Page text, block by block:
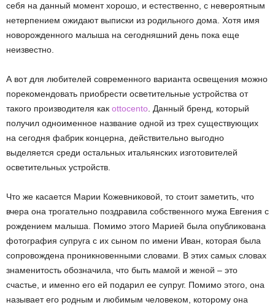
себя на данный момент хорошо, и естественно, с невероятным
нетерпением ожидают выписки из родильного дома. Хотя имя
новорожденного малыша на сегодняшний день пока еще
неизвестно.
А вот для любителей современного варианта освещения можно
порекомендовать приобрести осветительные устройства от
такого производителя как ottocento . Данный бренд, который
получил одноименное название одной из трех существующих
на сегодня фабрик концерна, действительно выгодно
выделяется среди остальных итальянских изготовителей
осветительных устройств.
Что же касается Марии Кожевниковой, то стоит заметить, что
вчера она трогательно поздравила собственного мужа Евгения с
рождением малыша. Помимо этого Марией была опубликована
фотография супруга с их сыном по имени Иван, которая была
сопровождена проникновенными словами. В этих самых словах
знаменитость обозначила, что быть мамой и женой – это
счастье, и именно его ей подарил ее супруг. Помимо этого, она
называет его родным и любимым человеком, которому она